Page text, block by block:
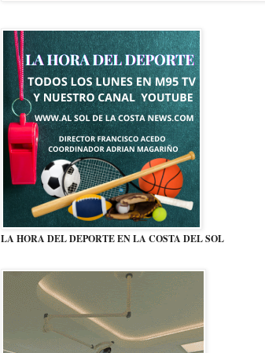
LA HORA DEL DEPORTE EN LA COSTA DEL SOL